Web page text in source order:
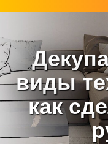
виды
как